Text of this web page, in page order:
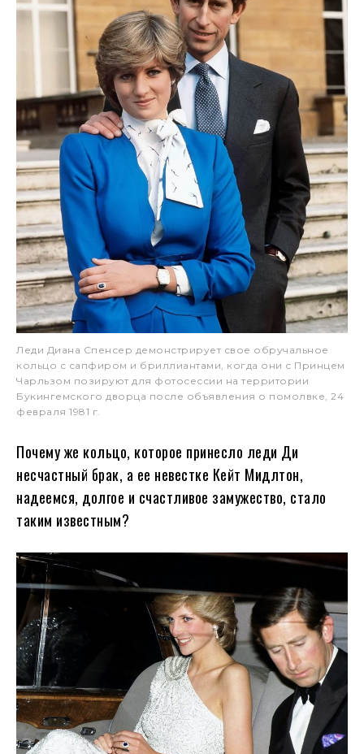
Леди Диана Спенсер демонстрирует свое обручальное
кольцо с сапфиром и бриллиантами, когда они с Принцем
Чарльзом позируют для фотосессии на территории
Букингемского дворца после объявления о помолвке, 24
февраля 1981 г.
Почему же кольцо, которое принесло леди Ди
несчастный брак, а ее невестке Кейт Мидлтон,
надеемся, долгое и счастливое замужество, стало
таким известным?